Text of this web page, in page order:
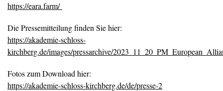
https://eara.farm/
Die Pressemitteilung finden Sie hier:
https://akademie-schloss-
kirchberg.de/images/pressarchive/
Fotos zum Download hier:
https://akademie-schloss-kirchberg.de/de/presse-2